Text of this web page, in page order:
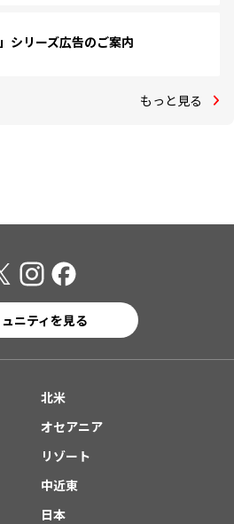
シリーズ広告のご案内
もっと見る
ニティを見る
北米
オセアニア
リゾート
中近東
日本